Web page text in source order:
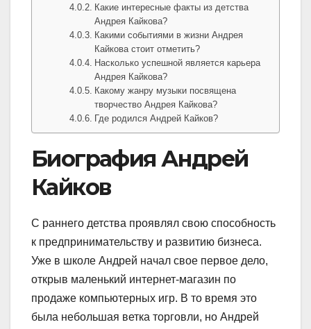
Какие интересные факты из детства
Андрея Кайкова?
Какими событиями в жизни Андрея
Кайкова стоит отметить?
Насколько успешной является карьера
Андрея Кайкова?
Какому жанру музыки посвящена
творчество Андрея Кайкова?
Где родился Андрей Кайков?
Биография Андрей
Кайков
С раннего детства проявлял свою способность
к предпринимательству и развитию бизнеса.
Уже в школе Андрей начал свое первое дело,
открыв маленький интернет-магазин по
продаже компьютерных игр. В то время это
была небольшая ветка торговли, но Андрей